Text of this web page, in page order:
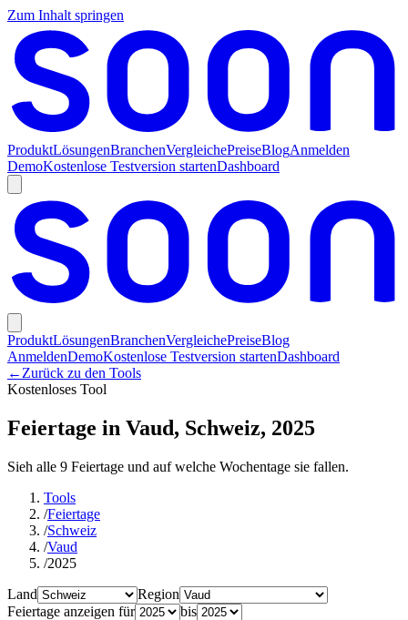
Zum Inhalt springen
ProduktLösungenBranchenVergleichePreiseBlogAnmelden
DemoKostenlose Testversion startenDashboard
ProduktLösungenBranchenVergleichePreiseBlog
AnmeldenDemoKostenlose Testversion startenDashboard
← Zurück zu den Tools
Kostenloses Tool
Feiertage in Vaud, Schweiz, 2025
Sieh alle 9 Feiertage und auf welche Wochentage sie fallen.
Tools
/Feiertage
/Schweiz
/Vaud
/2025
Land
Region
Feiertage anzeigen für
bis